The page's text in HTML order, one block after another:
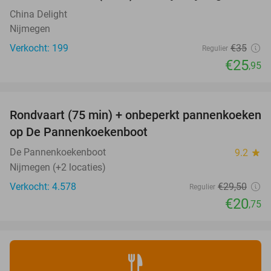
China Delight
Nijmegen
Verkocht: 199
Regulier €35
€25,95
30%
Rondvaart (75 min) + onbeperkt pannenkoeken
op De Pannenkoekenboot
De Pannenkoekenboot 9.2 star
Nijmegen (+2 locaties)
Verkocht: 4.578
Regulier €29,50
€20,75